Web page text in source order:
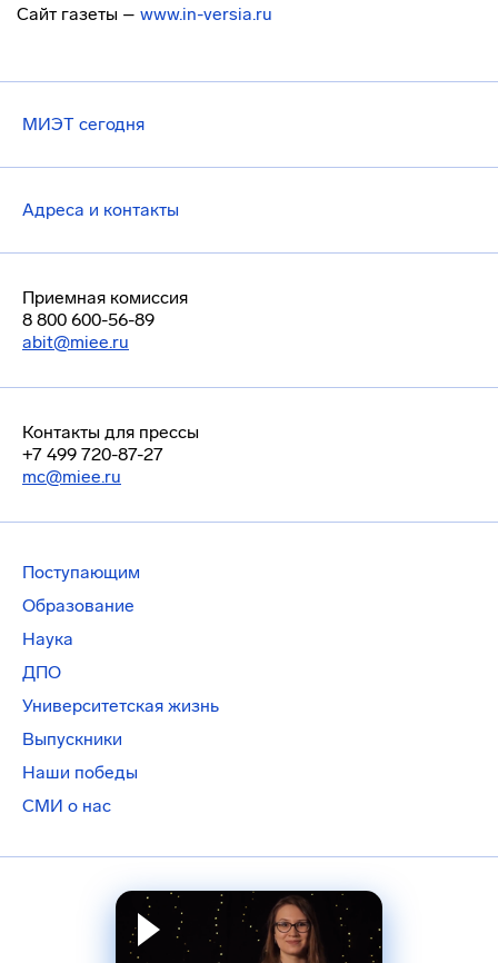
Сайт газеты – www.in-versia.ru
МИЭТ сегодня
Адреса и контакты
Приемная комиссия
8 800 600-56-89
abit@miee.ru
Контакты для прессы
+7 499 720-87-27
mc@miee.ru
Поступающим
Образование
Наука
ДПО
Университетская жизнь
Выпускники
Наши победы
СМИ о нас